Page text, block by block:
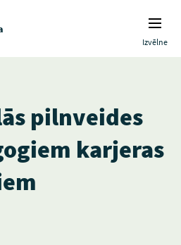
Izvēlne
pilnveides
karjeras